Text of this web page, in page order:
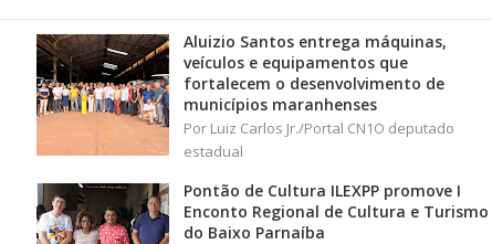
Aluizio Santos entrega máquinas,
veículos e equipamentos que
fortalecem o desenvolvimento de
municípios maranhenses
Por Luiz Carlos Jr./Portal CN1O deputado
estadual
Pontão de Cultura ILEXPP promove I
Enconto Regional de Cultura e Turismo
do Baixo Parnaíba